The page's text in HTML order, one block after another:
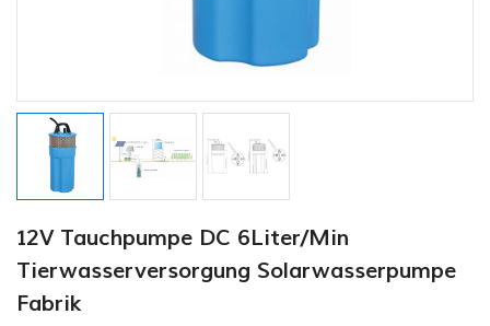
12V Tauchpumpe DC 6Liter/Min
Tierwasserversorgung Solarwasserpumpe
Fabrik